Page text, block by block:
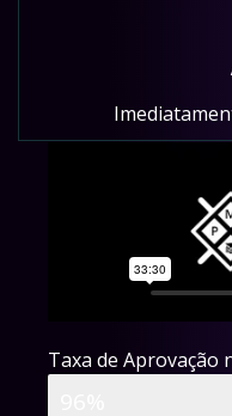
Taxa de Aprovação